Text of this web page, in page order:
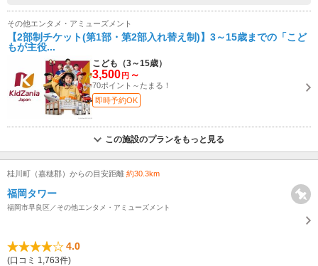
その他エンタメ・アミューズメント
【2部制チケット(第1部・第2部入れ替え制)】3～15歳までの「こど
もが主役...
こども（3～15歳）
3,500 円 ～
70ポイント～たまる！
即時予約OK
この施設のプランをもっと見る
桂川町（嘉穂郡）からの目安距離 約30.3km
福岡タワー
福岡市早良区／その他エンタメ・アミューズメント
4.0
(口コミ 1,763件)